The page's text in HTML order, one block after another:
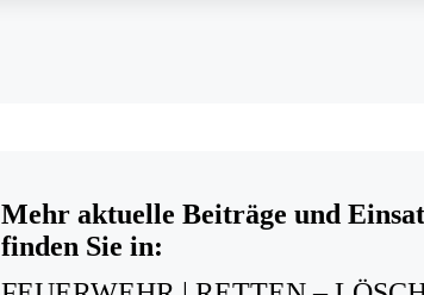
Mehr aktuelle Beiträge und
finden Sie in: